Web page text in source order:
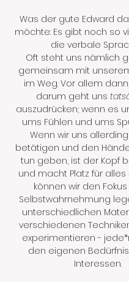
Was der gute Edward
möchte: Es gibt noch so
die verbale
Oft steht uns nämlich
gemeinsam mit
im Weg. Vor allem
darum geht uns
auszudrücken; wenn es
ums Fühlen und ums
Wenn wir uns
betätigen und den
tun geben, ist der Kopf
und macht Platz für alles
können wir den
Selbstwahrnehmung
unterschiedlichen
verschiedenen
experimentieren -
den eigenen
Interessen.